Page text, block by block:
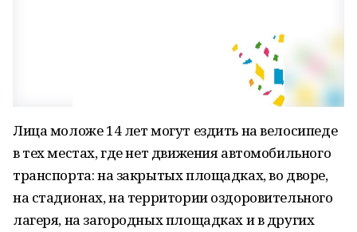
Лица моложе 14 лет могут ездить на велосипеде
в тех местах, где нет движения автомобильного
транспорта: на закрытых площадках, во дворе,
на стадионах, на территории оздоровительного
лагеря, на загородных площадках и в других